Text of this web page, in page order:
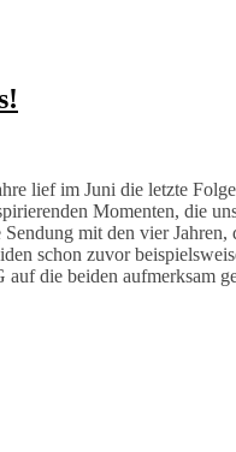
lief im Juni die letzte
Momenten, die
mit den vier
schon zuvor
die beiden aufmerksam